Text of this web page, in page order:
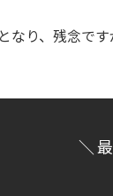
なり、残念で
＼